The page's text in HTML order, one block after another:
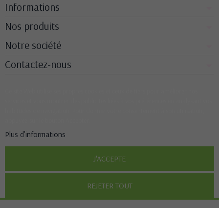
Informations
Nos produits
Notre société
Contactez-nous
Plus d'informations
REJETER TOUT
J'ACCEPTE